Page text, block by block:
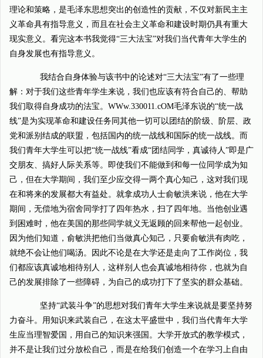
理论和策略，是毛泽东思想突出的创造性的贡献，不仅对新民主主
义革命具有指导意义，而且在社会主义革命和建设时期仍具有重大
现实意义。看完这本书我觉得“三大法宝”对我们当代青年大学生的
自身发展也有指导意义。
我结合自身体验与该书中的论述对“三大法宝”有了一些理
解：对于我们这些青年学生来说，我们也应该有符合自己的、帮助
我们取得自身成功的法宝。WWw.330011.cOM毛泽东说的“统一战
线”是为实现革命和建设任务同其他一切可以团结的阶级、阶层、政
党和派别结成的联盟，包括国内的统一战线和国际的统一战线。而
我们青年大学生可以把“统一战线”看成“团结同学，真诚待人”即是广
交朋友、搞好人际关系等。即使我们不能做到和每一位同学成为知
己，但在大学期间，我们至少应交得一两个真心知己，这对我们现
在和将来的发展都大有益处。就拿成功人士俞敏洪来说，他在大学
期间，无偿地为宿舍同学打了四年热水，扫了四年地。当他创业遇
到困难时，他在美国的那些同学就义无返顾的回来帮他一起创业。
因为他们知道，俞敏洪把他们当做真心知己，只要俞敏洪有肉吃，
就绝不会让他们喝汤。因此不论是在大学还是走向了工作岗位，我
们都应该真诚地相待别人，这样别人也会真诚地相待你，也就为自
己的发展排除了一些障碍，为自己的成功打下了坚实的群众基础。
坚持“武装斗争”的思想对我们青年大学生来说就是要坚持努
力奋斗。用知识来武装自己，在这太平盛世中，我们当代青年大学
生应当理智爱国，用自己的知识来强国。大学开放式的教学模式，
并不是让我们过分放松自己，而是在给我们创造一个在学习上自由